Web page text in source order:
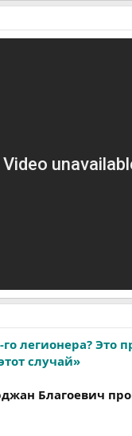
легионера? Это
случай»
Благоевич